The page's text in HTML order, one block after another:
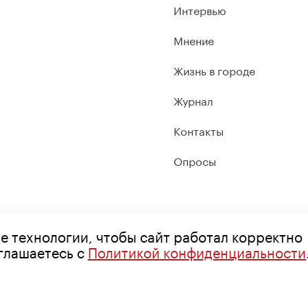
Интервью
Мнение
Жизнь в городе
Журнал
Контакты
Опросы
чтобы сайт работал корректно
сПолитикой конфиденциальности